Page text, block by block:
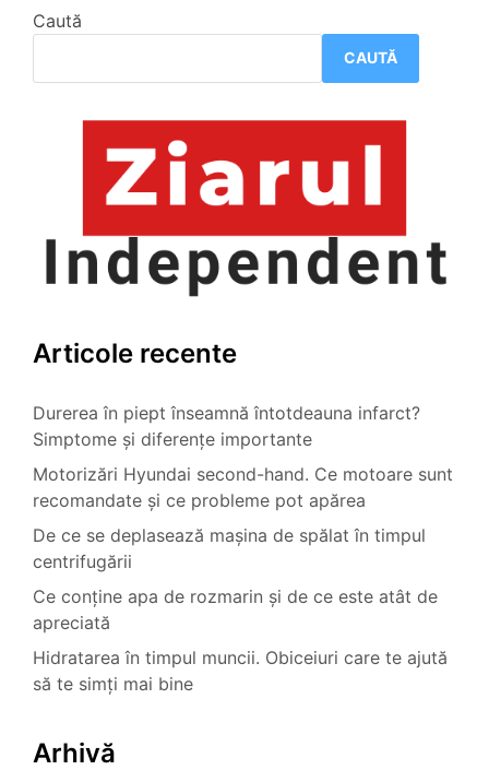
Caută
CAUTĂ
Articole recente
Durerea în piept înseamnă întotdeauna infarct?
Simptome și diferențe importante
Motorizări Hyundai second-hand. Ce motoare sunt
recomandate și ce probleme pot apărea
De ce se deplasează mașina de spălat în timpul
centrifugării
Ce conține apa de rozmarin și de ce este atât de
apreciată
Hidratarea în timpul muncii. Obiceiuri care te ajută
să te simți mai bine
Arhivă